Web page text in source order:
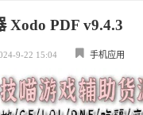
Xodo PDF v9.4.3
9-22 15:04 手机应用